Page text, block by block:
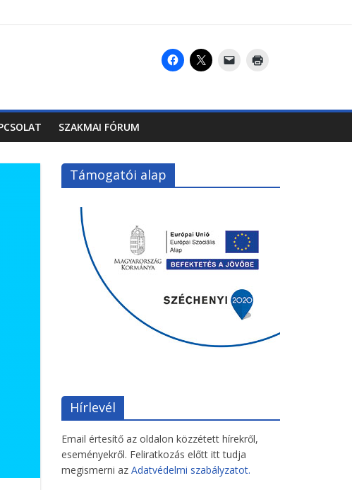
SZAKMAI FÓRUM
Támogatói alap
Hírlevél
Email értesítő az oldalon közzétett hírekről,
eseményekről. Feliratkozás előtt itt tudja
megismerni az Adatvédelmi szabályzatot.